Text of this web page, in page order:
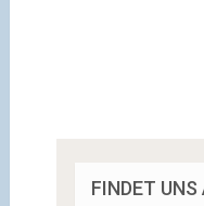
FINDET UNS